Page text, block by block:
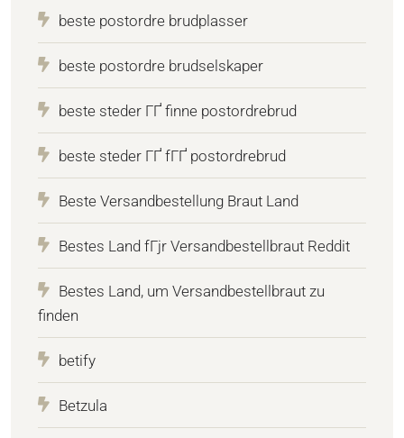
beste postordre brudplasser
beste postordre brudselskaper
beste steder ГҐ finne postordrebrud
beste steder ГҐ fГҐ postordrebrud
Beste Versandbestellung Braut Land
Bestes Land fГјr Versandbestellbraut Reddit
Bestes Land, um Versandbestellbraut zu
finden
betify
Betzula